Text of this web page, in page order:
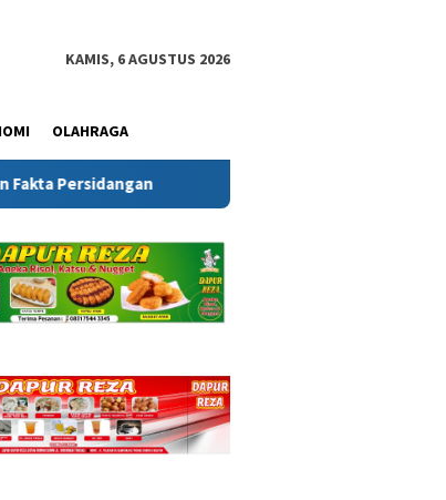
KAMIS, 6 AGUSTUS 2026
OLAHRAGA
Silaturahmi PJS Babel dan Ditjenpas Babel